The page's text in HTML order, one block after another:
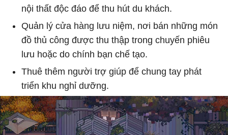
nội thất độc đáo để thu hút du khách.
Quản lý cửa hàng lưu niệm, nơi bán những món
đồ thủ công được thu thập trong chuyến phiêu
lưu hoặc do chính bạn chế tạo.
Thuê thêm người trợ giúp để chung tay phát
triển khu nghỉ dưỡng.